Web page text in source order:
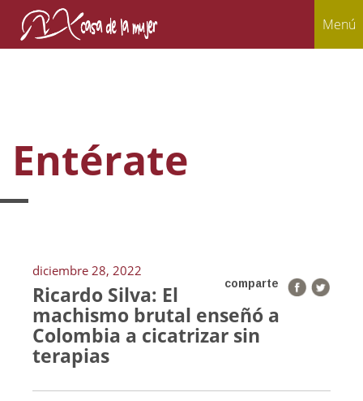
Menú
Entérate
diciembre 28, 2022
comparte
Ricardo Silva: El
machismo brutal enseñó a
Colombia a cicatrizar sin
terapias